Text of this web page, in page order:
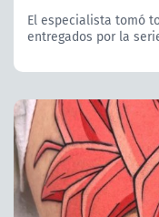
El especialista tomó
entregados por la